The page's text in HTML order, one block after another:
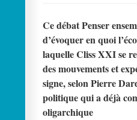
Ce débat Penser
d’évoquer en quoi
laquelle Cliss XXI se
des mouvements et
signe, selon Pierre
politique qui a déjà
oligarchique